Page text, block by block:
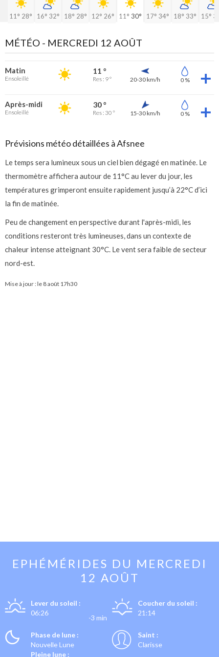
11° 28° 16° 32° 18° 28° 12° 26° 11° 30° 17° 34° 18° 33° 15°
MÉTÉO - MERCREDI 12 AOÛT
Matin
Ensoleillé
11 °
Res : 9 ° 20-30 km/h 0 %
Après-midi
Ensoleillé
30 °
Res : 30 ° 15-30 km/h 0 %
Prévisions météo détaillées à Afsnee
Le temps sera lumineux sous un ciel bien dégagé en matinée. Le
thermomètre affichera autour de 11°C au lever du jour, les
températures grimperont ensuite rapidement jusqu’à 22°C d’ici
la fin de matinée.
Peu de changement en perspective durant l'après-midi, les
conditions resteront très lumineuses, dans un contexte de
chaleur intense atteignant 30°C. Le vent sera faible de secteur
nord-est.
Mise à jour : le 8 août 17h30
EPHÉMÉRIDES DU MERCREDI
12 AOÛT
Lever du soleil :
06:26
-3 min
Coucher du soleil :
21:14
Phase de lune :
Nouvelle Lune
Pleine lune :
Saint :
Clarisse